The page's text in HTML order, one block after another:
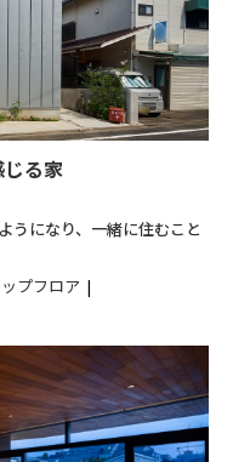
る家
うになり、一緒に住むこと
プフロア